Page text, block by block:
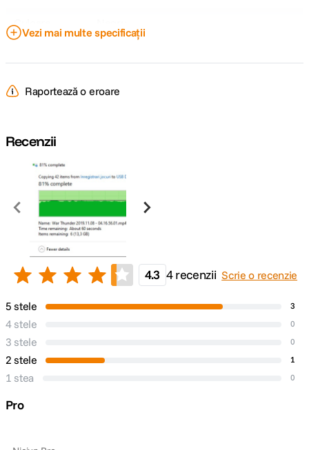
Culoare
DETALII PRODUCATOR
Cod producator SDCZ880-128G-G46
Vezi mai multe specificații
Raportează o eroare
Recenzii
4.3 4 recenzii Scrie o recenzie
5 stele 3
4 stele 0
3 stele 0
2 stele 1
1 stea 0
Pro